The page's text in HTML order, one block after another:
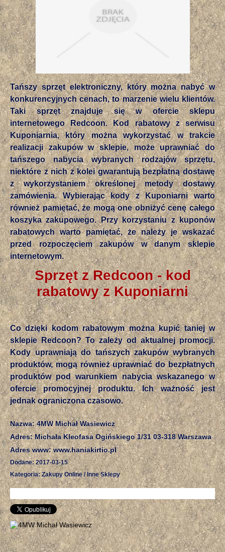
Tańszy sprzęt elektroniczny, który można nabyć w
konkurencyjnych cenach, to marzenie wielu klientów.
Taki sprzęt znajduje się w ofercie sklepu
internetowego Redcoon. Kod rabatowy z serwisu
Kuponiarnia, który można wykorzystać w trakcie
realizacji zakupów w sklepie, może uprawniać do
tańszego nabycia wybranych rodzajów sprzętu,
niektóre z nich z kolei gwarantują bezpłatną dostawę
z wykorzystaniem określonej metody dostawy
zamówienia. Wybierając kody z Kuponiarni warto
również pamiętać, że mogą one obniżyć cenę całego
koszyka zakupowego. Przy korzystaniu z kuponów
rabatowych warto pamiętać, że należy je wskazać
przed rozpoczęciem zakupów w danym sklepie
internetowym.
Sprzęt z Redcoon - kod
rabatowy z Kuponiarni
Co dzięki kodom rabatowym można kupić taniej w
sklepie Redcoon? To zależy od aktualnej promocji.
Kody uprawniają do tańszych zakupów wybranych
produktów, mogą również uprawniać do bezpłatnych
produktów pod warunkiem nabycia wskazanego w
ofercie promocyjnej produktu. Ich ważność jest
jednak ograniczona czasowo.
Nazwa: 4MW Michał Wasiewicz
Adres: Michała Kleofasa Ogińskiego 1/31 03-318 Warszawa
Adres www: www.haniakirtio.pl
Dodane: 2017-03-15
Kategoria: Zakupy Online / Inne Sklepy